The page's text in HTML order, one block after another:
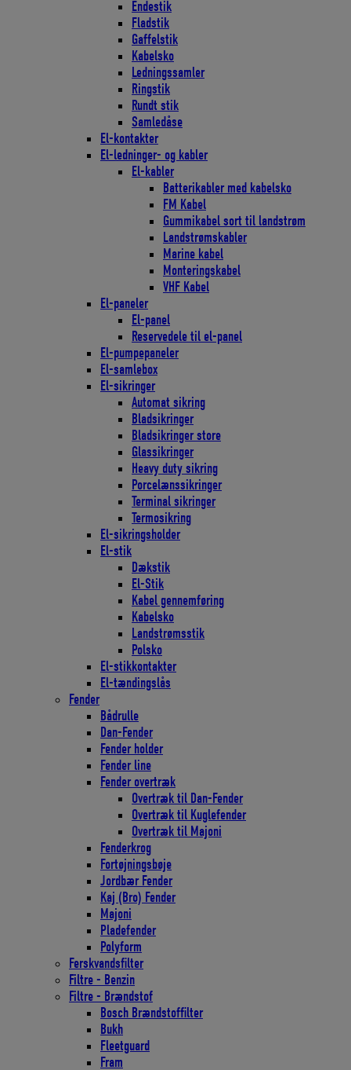
Endestik
Fladstik
Gaffelstik
Kabelsko
Ledningssamler
Ringstik
Rundt stik
Samledåse
El-kontakter
El-ledninger- og kabler
El-kabler
Batterikabler med kabelsko
FM Kabel
Gummikabel sort til landstrøm
Landstrømskabler
Marine kabel
Monteringskabel
VHF Kabel
El-paneler
El-panel
Reservedele til el-panel
El-pumpepaneler
El-samlebox
El-sikringer
Automat sikring
Bladsikringer
Bladsikringer store
Glassikringer
Heavy duty sikring
Porcelænssikringer
Terminal sikringer
Termosikring
El-sikringsholder
El-stik
Dækstik
El-Stik
Kabel gennemføring
Kabelsko
Landstrømsstik
Polsko
El-stikkontakter
El-tændingslås
Fender
Bådrulle
Dan-Fender
Fender holder
Fender line
Fender overtræk
Overtræk til Dan-Fender
Overtræk til Kuglefender
Overtræk til Majoni
Fenderkrog
Fortøjningsbøje
Jordbær Fender
Kaj (Bro) Fender
Majoni
Pladefender
Polyform
Ferskvandsfilter
Filtre - Benzin
Filtre - Brændstof
Bosch Brændstoffilter
Bukh
Fleetguard
Fram